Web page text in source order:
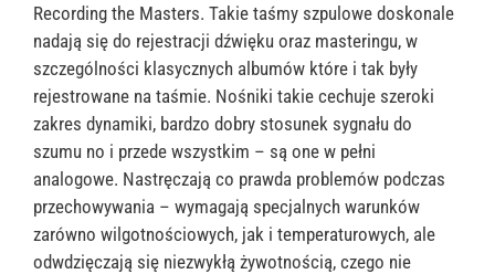
Recording the Masters. Takie taśmy szpulowe doskonale
nadają się do rejestracji dźwięku oraz masteringu, w
szczególności klasycznych albumów które i tak były
rejestrowane na taśmie. Nośniki takie cechuje szeroki
zakres dynamiki, bardzo dobry stosunek sygnału do
szumu no i przede wszystkim – są one w pełni
analogowe. Nastręczają co prawda problemów podczas
przechowywania – wymagają specjalnych warunków
zarówno wilgotnościowych, jak i temperaturowych, ale
odwdzięczają się niezwykłą żywotnością, czego nie